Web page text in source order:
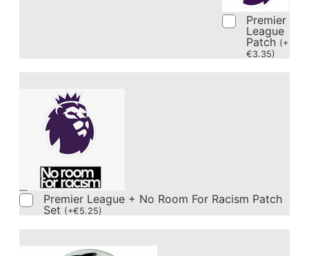
Premier
League
Patch (+
€3.35)
Premier League + No Room For Racism Patch
Set (+€5.25)